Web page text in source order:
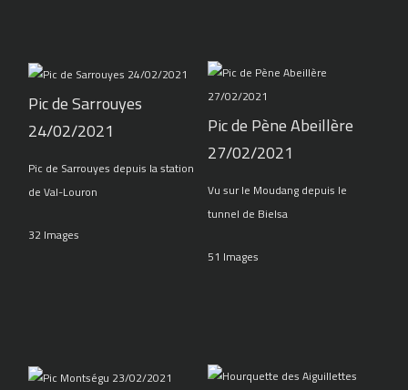
Pic de Sarrouyes
24/02/2021
Pic de Sarrouyes depuis la station
de Val-Louron
32 Images
Pic de Pène Abeillère
27/02/2021
Vu sur le Moudang depuis le
tunnel de Bielsa
51 Images